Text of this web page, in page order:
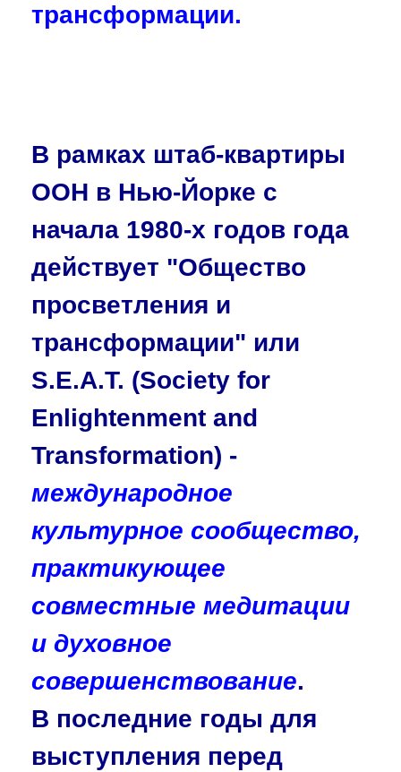
трансформации.
В рамках штаб-квартиры
ООН в Нью-Йорке с
начала 1980-х годов года
действует "Общество
просветления и
трансформации" или
S.E.A.T. (Society for
Enlightenment and
Transformation) -
международное
культурное сообщество,
практикующее
совместные медитации
и духовное
совершенствование.
В последние годы для
выступления перед